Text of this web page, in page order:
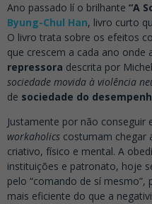
Ano passado lí o brilhante “A
Byung-Chul Han, livro curto
O livro trata sobre os efeitos
que crescem a cada ano onde
repressora descrita por
sociedade movida à violência
de sociedade do
Justamente por não conseguir
workaholics costumam chegar
criativo, físico e mental. A
instituições e patronato, hoje
pelo “comando de sí mesmo”,
mais eficiente do que a